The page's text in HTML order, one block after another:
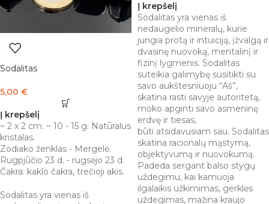
Sodalitas
5,00 €
Į krepšelį
~ 2 x 2 cm. ~ 10 - 15 g. Natūralus
kristalas.
Zodiako ženklas - Mergelė.
Rugpjūčio 23 d. - rugsėjo 23 d.
Čakra: kaklo čakra, trečioji akis.
Sodalitas yra vienas iš
Į krepšelį
Sodalitas yra vienas iš
nedaugelio mineralų, kurie
jungia protą ir intuiciją, įžvalgą ir
dvasinę nuovoką, mentalinį ir
fizinį lygmenis. Sodalitas
suteikia galimybę susitikti su
savo aukštesniuoju “Aš”,
skatina rasti savyje autoritetą,
moko apginti savo asmeninę
erdvę ir tiesas,
būti atsidavusiam sau. Sodalitas
skatina racionalų mąstymą,
objektyvumą ir nuovokumą.
Padeda sergant balso stygų
uždegimu, kai kamuoja
ilgalaikis užkimimas, gerklės
uždegimas, mažina kraujo